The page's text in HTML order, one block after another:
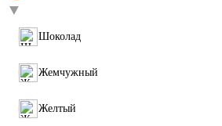
▼
Шоколад
Жемчужный
Желтый